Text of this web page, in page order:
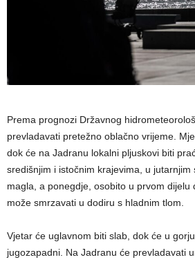
Prema prognozi Državnog
prevladavati pretežno oblačno vrijeme.
dok će na Jadranu lokalni pljuskovi biti
središnjim i istočnim krajevima, u jutarnjim
magla, a ponegdje, osobito u prvom dijelu
može smrzavati u dodiru s hladnim tlom.
Vjetar će uglavnom biti slab, dok će u
jugozapadni. Na Jadranu će prevladavati